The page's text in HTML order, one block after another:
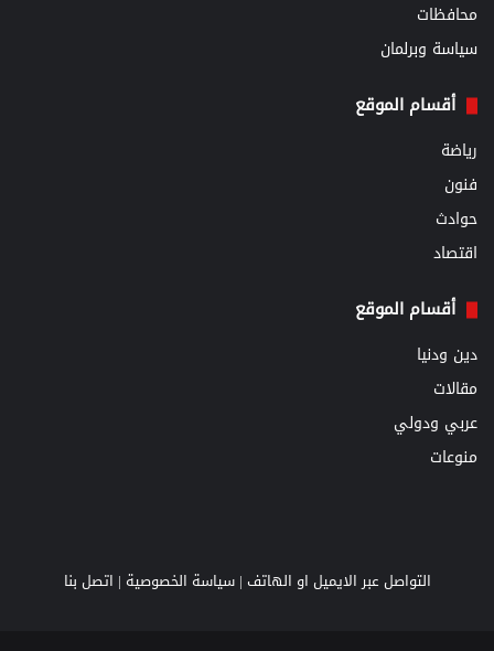
محافظات
سياسة وبرلمان
أقسام الموقع
رياضة
فنون
حوادث
اقتصاد
أقسام الموقع
دين ودنيا
مقالات
عربي ودولي
منوعات
التواصل عبر الايميل او الهاتف |سياسة الخصوصية | اتصل بنا